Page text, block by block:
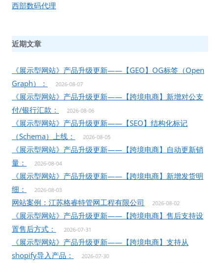
西部数码代理
近期文章
《展示型网站》产品升级更新——【GEO】OG标签（Open
Graph）：
2026-08-07
《展示型网站》产品升级更新——【跨境电商】新增对公支
付/银行汇款：
2026-08-06
《展示型网站》产品升级更新——【SEO】结构化标记
（Schema）上线：
2026-08-05
《展示型网站》产品升级更新——【跨境电商】自动更新销
量：
2026-08-04
《展示型网站》产品升级更新——【跨境电商】新增发货明
细：
2026-08-03
网站案例：江苏格睿特管网工程有限公司 2026-08-02
《展示型网站》产品升级更新——【跨境电商】售后支持设
置售后方式：
2026-07-31
《展示型网站》产品升级更新——【跨境电商】支持从
shopify导入产品：
2026-07-30